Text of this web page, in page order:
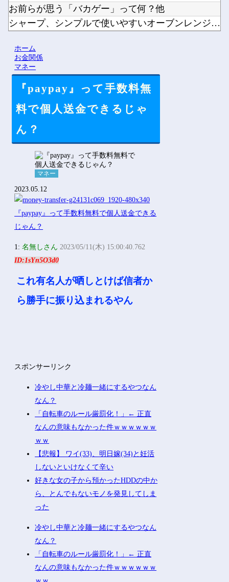
お前らが思う「バカゲー」って何？他
シャープ、シンプルで使いやすいオーブンレンジ「RE-WF18...
ワイ同じスマホ11年使ってるんやけど他
Powered by livedoor 相互RSS
ホーム
お金関係
マネー
『paypay』って手数料無
料で個人送金できるじゃ
ん？
マネー
2023.05.12
1:名無しさん 2023/05/11(木) 15:00:40.762
ID:1sYn5O3d0
これ有名人が晒しとけば信者か
ら勝手に振り込まれるやん
スポンサーリンク
冷やし中華と冷麺一緒にするやつなん
なん？
「自転車のルール厳罰化！」← 正直
なんの意味もなかった件ｗｗｗｗｗｗ
ｗｗ
【悲報】 ワイ(33)、明日嫁(34)と妊活
しないといけなくて辛い
好きな女の子から預かったHDDの中か
ら、とんでもないモノを発見してしま
った
冷やし中華と冷麺一緒にするやつなん
なん？
「自転車のルール厳罰化！」← 正直
なんの意味もなかった件ｗｗｗｗｗｗ